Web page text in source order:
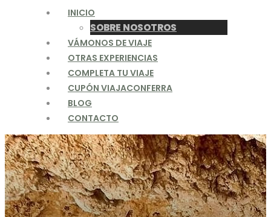
INICIO
SOBRE NOSOTROS
VÁMONOS DE VIAJE
OTRAS EXPERIENCIAS
COMPLETA TU VIAJE
CUPÓN VIAJACONFERRA
BLOG
CONTACTO